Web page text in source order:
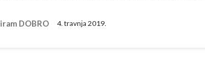
DOBRO 4. travnja 2019.